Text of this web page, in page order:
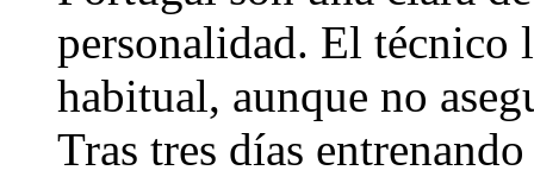
personalidad. El técnico
habitual, aunque no
Tras tres días